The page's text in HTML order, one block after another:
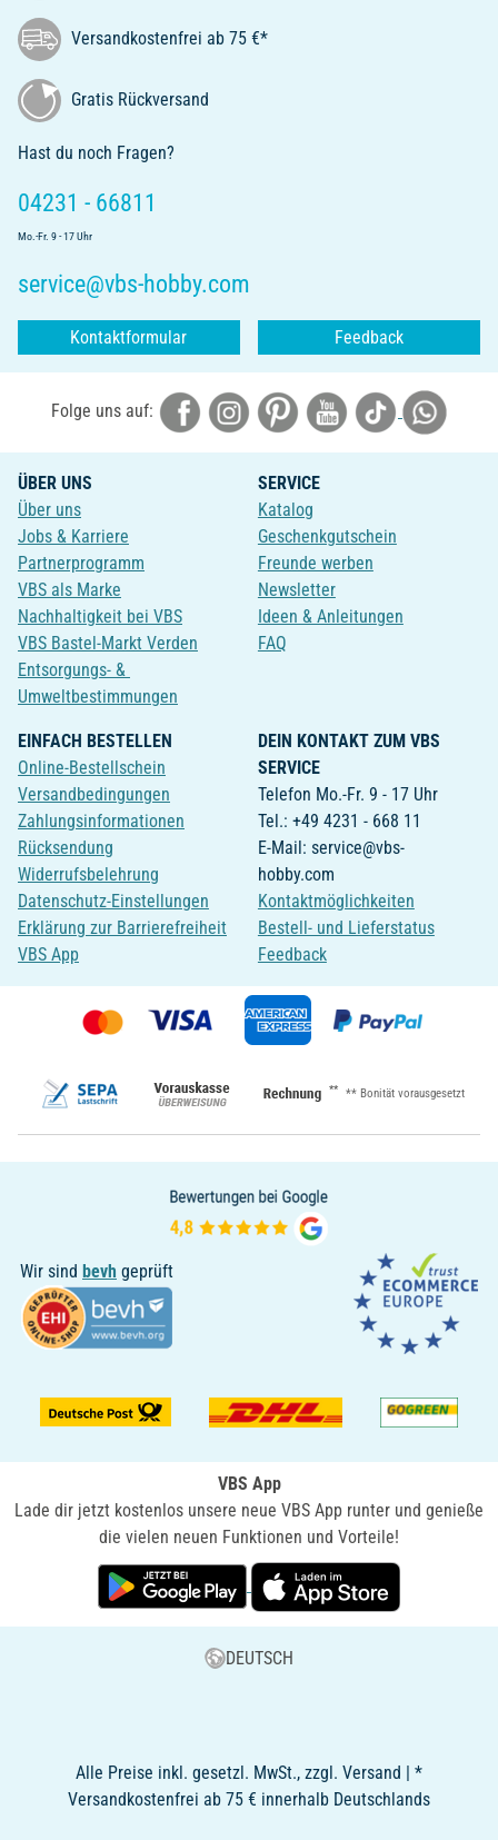
Versandkostenfrei ab 75 €*
Gratis Rückversand
Hast du noch Fragen?
04231 - 66811
Mo.-Fr. 9 - 17 Uhr
service@vbs-hobby.com
Kontaktformular Feedback
Folge uns auf:
ÜBER UNS
Über uns
Jobs & Karriere
Partnerprogramm
VBS als Marke
Nachhaltigkeit bei VBS
VBS Bastel-Markt Verden
Entsorgungs- &
Umweltbestimmungen
SERVICE
Katalog
Geschenkgutschein
Freunde werben
Newsletter
Ideen & Anleitungen
FAQ
EINFACH BESTELLEN
Online-Bestellschein
Versandbedingungen
Zahlungsinformationen
Rücksendung
Widerrufsbelehrung
Datenschutz-Einstellungen
Erklärung zur Barrierefreiheit
VBS App
DEIN KONTAKT ZUM VBS
SERVICE
Telefon Mo.-Fr. 9 - 17 Uhr
Tel.: +49 4231 - 668 11
E-Mail: service@vbs-
hobby.com
Kontaktmöglichkeiten
Bestell- und Lieferstatus
Feedback
** ** Bonität vorausgesetzt
Wir sind bevh geprüft
VBS App
Lade dir jetzt kostenlos unsere neue VBS App runter und genieße
die vielen neuen Funktionen und Vorteile!
DEUTSCH
Alle Preise inkl. gesetzl. MwSt., zzgl. Versand | *
Versandkostenfrei ab 75 € innerhalb Deutschlands